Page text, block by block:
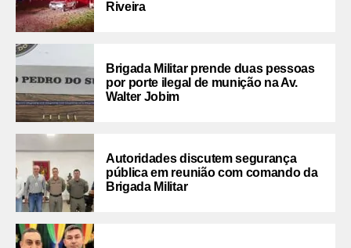
Riveira
Brigada Militar prende duas pessoas
por porte ilegal de munição na Av.
Walter Jobim
Autoridades discutem segurança
pública em reunião com comando da
Brigada Militar